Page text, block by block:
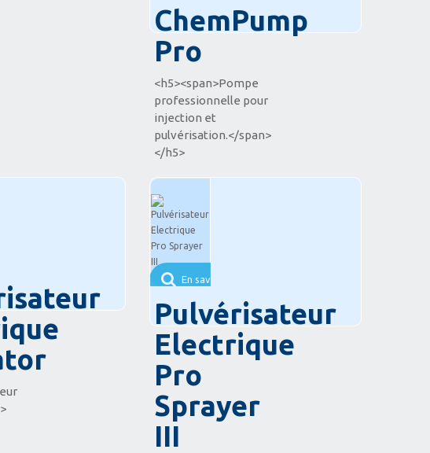
ChemPump
Pro
<h5><span>Pompe
professionnelle pour
injection et
pulvérisation.</span>
</h5>
En savoir plus
Pulvérisateur
Electrique
Pro
Sprayer
III